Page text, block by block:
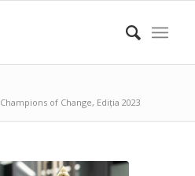
Champions of Change, Ediția 2023